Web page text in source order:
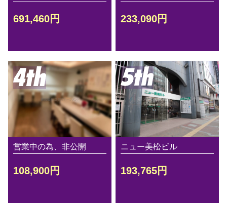
691,460円 233,090円
営業中の為、非公開
108,900円
ニュー美松ビル
193,765円